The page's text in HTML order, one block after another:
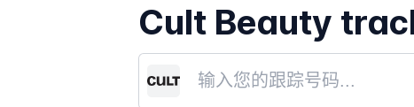
Cult Beauty